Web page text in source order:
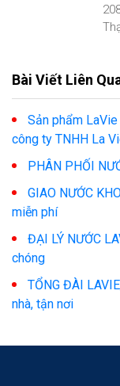
Bài Viết Liên
Sản phẩm
công ty TNHH La
PHÂN PHỐI
GIAO NƯỚC
miễn phí
ĐẠI LÝ NƯỚC
chóng
TỔNG ĐÀI
nhà, tận nơi